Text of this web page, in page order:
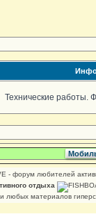
Технические работы.
отдыха
любых материалов